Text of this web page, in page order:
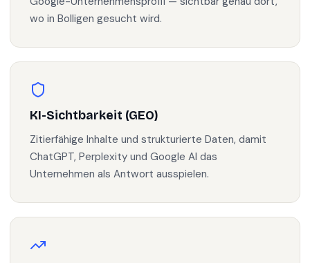
wo in Bolligen gesucht wird.
KI-Sichtbarkeit (GEO)
Zitierfähige Inhalte und strukturierte Daten, damit
ChatGPT, Perplexity und Google AI das
Unternehmen als Antwort ausspielen.